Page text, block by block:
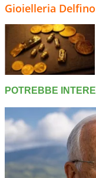
Gioielleria Delfino